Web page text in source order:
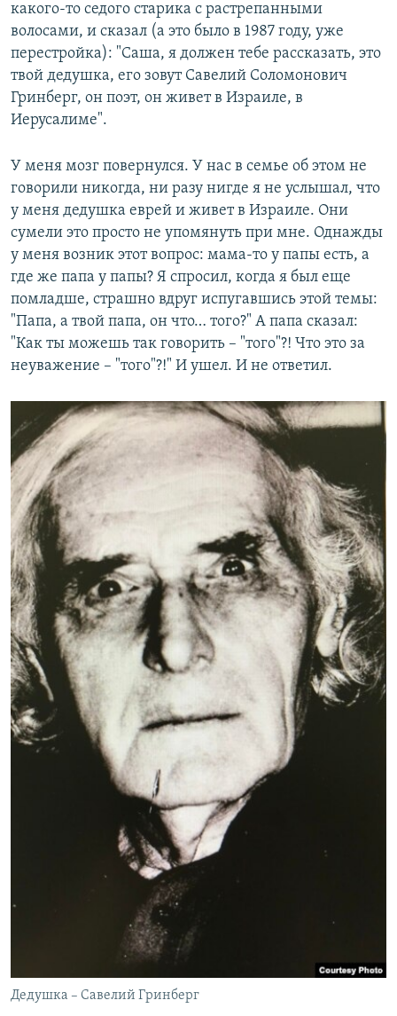
какого-то седого старика с растрепанными
волосами, и сказал (а это было в 1987 году, уже
перестройка): "Саша, я должен тебе рассказать, это
твой дедушка, его зовут Савелий Соломонович
Гринберг, он поэт, он живет в Израиле, в
Иерусалиме".
У меня мозг повернулся. У нас в семье об этом не
говорили никогда, ни разу нигде я не услышал, что
у меня дедушка еврей и живет в Израиле. Они
сумели это просто не упомянуть при мне. Однажды
у меня возник этот вопрос: мама-то у папы есть, а
где же папа у папы? Я спросил, когда я был еще
помладше, страшно вдруг испугавшись этой темы:
"Папа, а твой папа, он что… того?" А папа сказал:
"Как ты можешь так говорить – "того"?! Что это за
неуважение – "того"?!" И ушел. И не ответил.
Дедушка – Савелий Гринберг